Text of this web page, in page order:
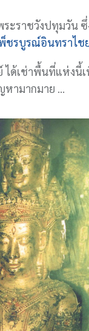
ะราชวังปทุมวัน
พ็ชรบูรณ์อินทราไช
ด้เช่าพื้นที่แห่งนี้
หามากมาย …